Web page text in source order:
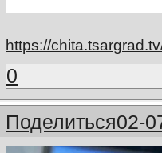
https://
0
Поделиться02-